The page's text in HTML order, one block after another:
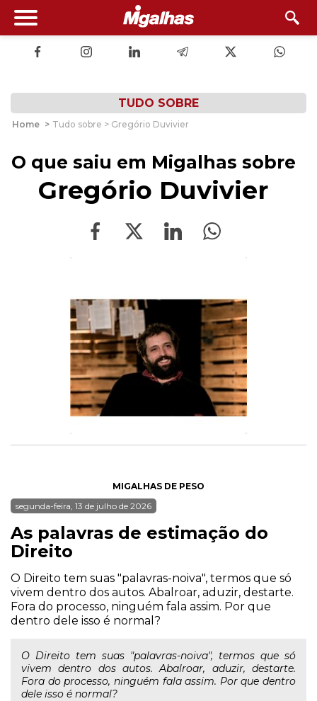
TUDO SOBRE
Home > Tudo sobre > Gregório Duvivier
O que saiu em Migalhas sobre
Gregório Duvivier
MIGALHAS DE PESO
segunda-feira, 13 de julho de 2026
As palavras de estimação do
Direito
O Direito tem suas "palavras-noiva", termos que só
vivem dentro dos autos. Abalroar, aduzir, destarte.
Fora do processo, ninguém fala assim. Por que
dentro dele isso é normal?
O Direito tem suas "palavras-noiva", termos que só
vivem dentro dos autos. Abalroar, aduzir, destarte.
Fora do processo, ninguém fala assim. Por que dentro
dele isso é normal?